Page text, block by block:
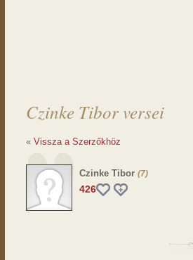
Czinke Tibor versei
« Vissza a Szerzőkhöz
Czinke Tibor (7)
426